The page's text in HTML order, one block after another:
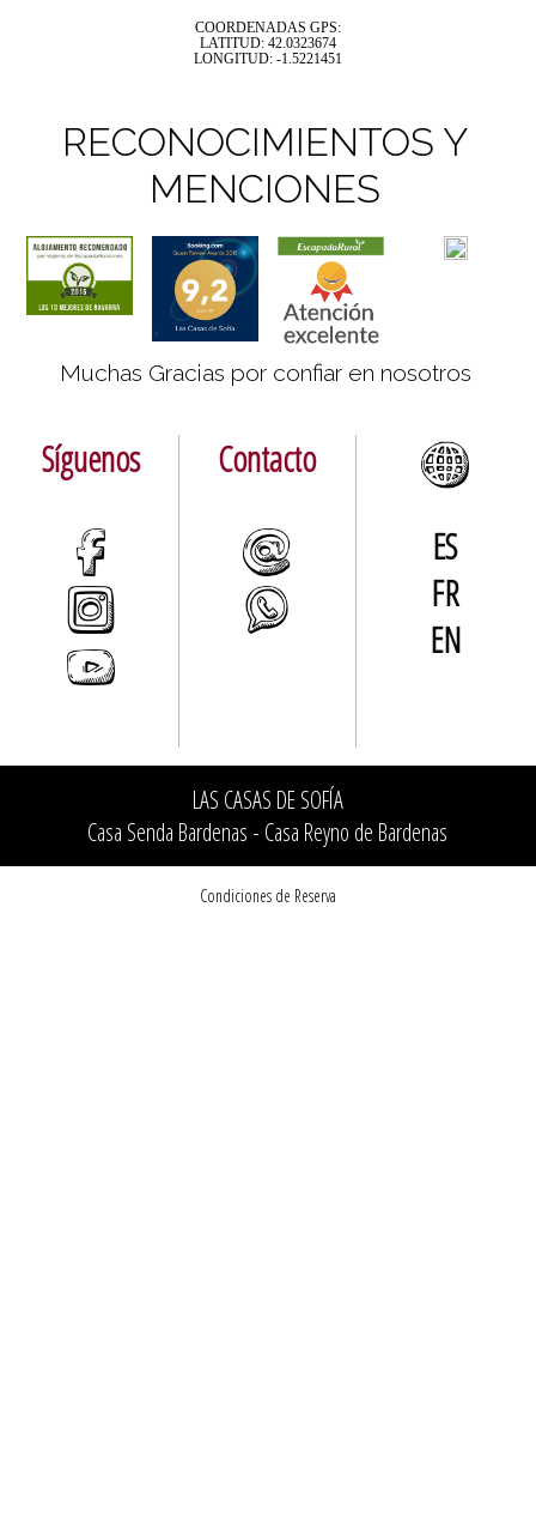
COORDENADAS GPS:
LATITUD: 42.0323674
LONGITUD: -1.5221451
RECONOCIMIENTOS Y
MENCIONES
Muchas Gracias por confiar en nosotros
Síguenos
Contacto
ES
FR
EN
LAS CASAS DE SOFÍA
Casa Senda Bardenas - Casa Reyno de Bardenas
Condiciones de Reserva